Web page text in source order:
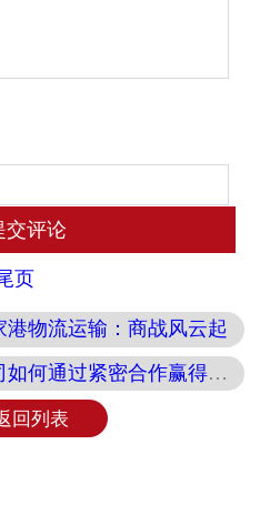
页
港物流运输：商战风云起
何通过紧密合作赢得市场？
回列表